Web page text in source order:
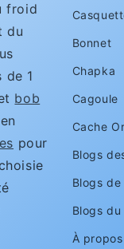
froid
du
de 1
bob
pour
Bonnet
Chapka
Cagoule
Cache
Blogs
Blogs
Blogs
À